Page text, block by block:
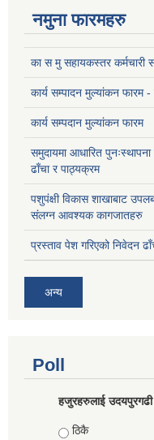
नमुना फारमहरु
का स मु सहायकस्तर कर्मचारी
कार्य सम्पादन मुल्यांकन फारम -
कार्य सम्पदान मुल्यांकन फारम
समुदायमा आधारित
ढाँचा र पाठ्यक्रम
पशुपंक्षी विकास शाखाबाट
संलग्न आवश्यक कागजातहरु
प्रस्ताव पेश गरिएको निवेदन
अन्य
Poll
हजुरहरुलाई उदयपुरगढी
Choices
ठिकै